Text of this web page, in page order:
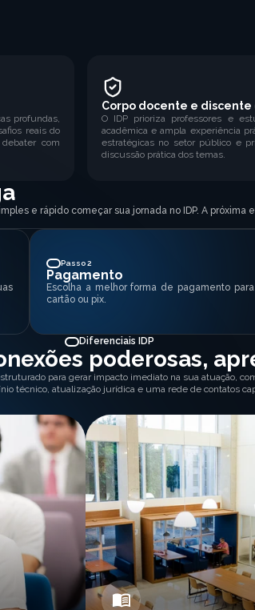
profundas,
reais do
com
Corpo docente e
O IDP prioriza professores e
acadêmica e ampla experiência
estratégicas no setor público e
discussão prática dos temas.
e rápido começar sua jornada no IDP. A próxima
Passo 2
Pagamento
Escolha a melhor forma de pagamento
cartão ou pix.
Diferenciais IDP
poderosas,
para gerar impacto imediato na sua atuação,
técnico, atualização jurídica e uma rede de contatos